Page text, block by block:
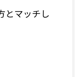
とマッチし